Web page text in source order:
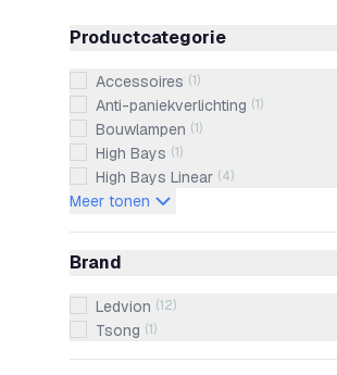
Productcategorie
Accessoires (1)
Anti-paniekverlichting (1)
Bouwlampen (1)
High Bays (1)
High Bays Linear (4)
Meer tonen
Brand
Ledvion (12)
Tsong (1)